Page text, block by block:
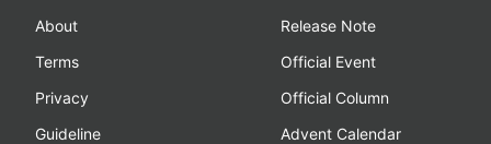
About
Terms
Privacy
Guideline
Release Note
Official Event
Official Column
Advent Calendar